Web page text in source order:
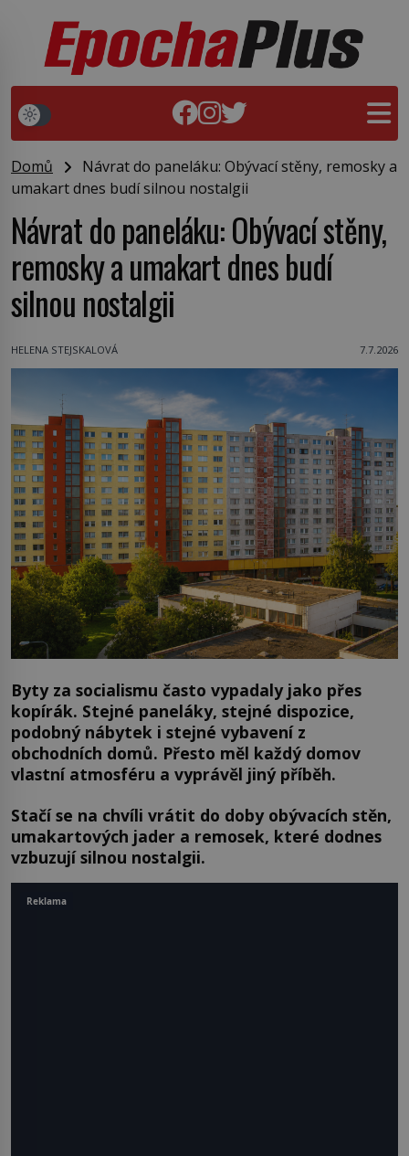
Domů
Návrat do paneláku: Obývací stěny, remosky a
umakart dnes budí silnou nostalgii
Návrat do paneláku: Obývací stěny,
remosky a umakart dnes budí
silnou nostalgii
HELENA STEJSKALOVÁ 7.7.2026
Byty za socialismu často vypadaly jako přes
kopírák. Stejné paneláky, stejné dispozice,
podobný nábytek i stejné vybavení z
obchodních domů. Přesto měl každý domov
vlastní atmosféru a vyprávěl jiný příběh.
Stačí se na chvíli vrátit do doby obývacích stěn,
umakartových jader a remosek, které dodnes
vzbuzují silnou nostalgii.
Reklama